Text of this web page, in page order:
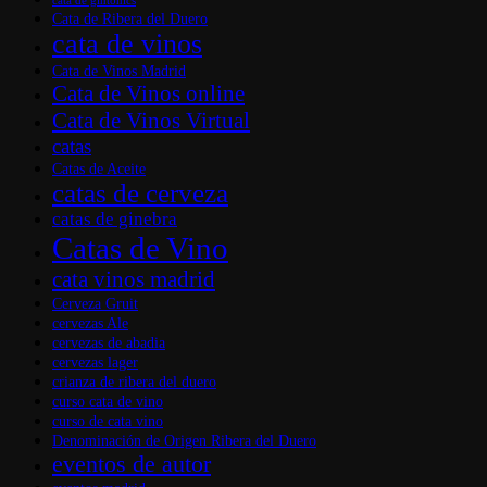
Cata de Ribera del Duero
cata de vinos
Cata de Vinos Madrid
Cata de Vinos online
Cata de Vinos Virtual
catas
Catas de Aceite
catas de cerveza
catas de ginebra
Catas de Vino
cata vinos madrid
Cerveza Gruit
cervezas Ale
cervezas de abadia
cervezas lager
crianza de ribera del duero
curso cata de vino
curso de cata vino
Denominación de Origen Ribera del Duero
eventos de autor